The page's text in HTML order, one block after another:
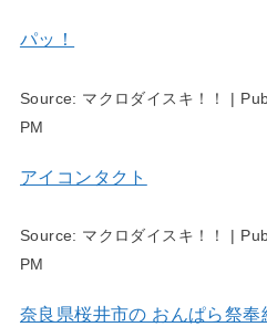
パッ！
Source: マクロダイスキ！！ |
PM
アイコンタクト
Source: マクロダイスキ！！ |
PM
奈良県桜井市の おんぱら祭奉